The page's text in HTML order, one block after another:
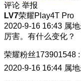
评论 举报
LV7荣耀Play4T Pro
2020-9-16 16:43 属
厉害。有什么变化？
荣耀粉丝173901548 :
2020-9-16 16:44 属